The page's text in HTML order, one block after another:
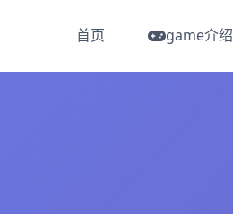
首页 game介绍